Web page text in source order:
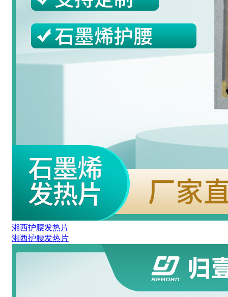
湘西护腰发热片
湘西护腰发热片